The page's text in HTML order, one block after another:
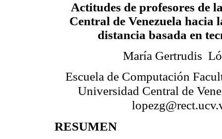
Actitudes de profesores de
Central de Venezuela hacia
distancia basada en
María Gertrudis
Escuela de Computación
Universidad Central de
RESUMEN